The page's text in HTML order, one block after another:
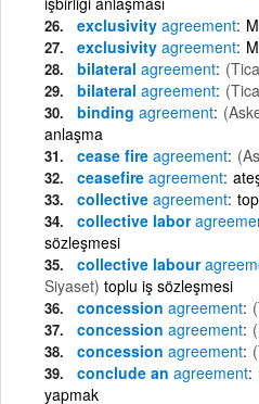
exclusivity agreement
exclusivity agreement
bilateral agreement
bilateral agreement
binding agreement
anlaşma
cease fire agreement
ceasefire agreement
collective agreement
collective labor
sözleşmesi
collective labour
Siyaset) toplu iş sözleşmesi
concession agreement
concession agreement
concession agreement
conclude an agreement
yapmak